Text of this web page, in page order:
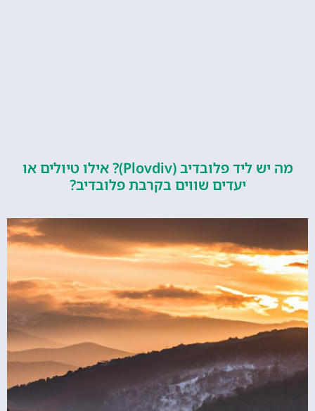
מה יש ליד פלובדיב (Plovdiv)? אילו טיולים או
יעדים שווים בקרבת פלובדיב?